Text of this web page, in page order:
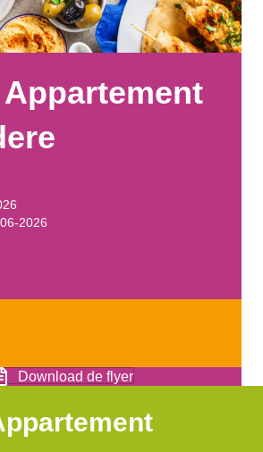
2026
Download de flyer